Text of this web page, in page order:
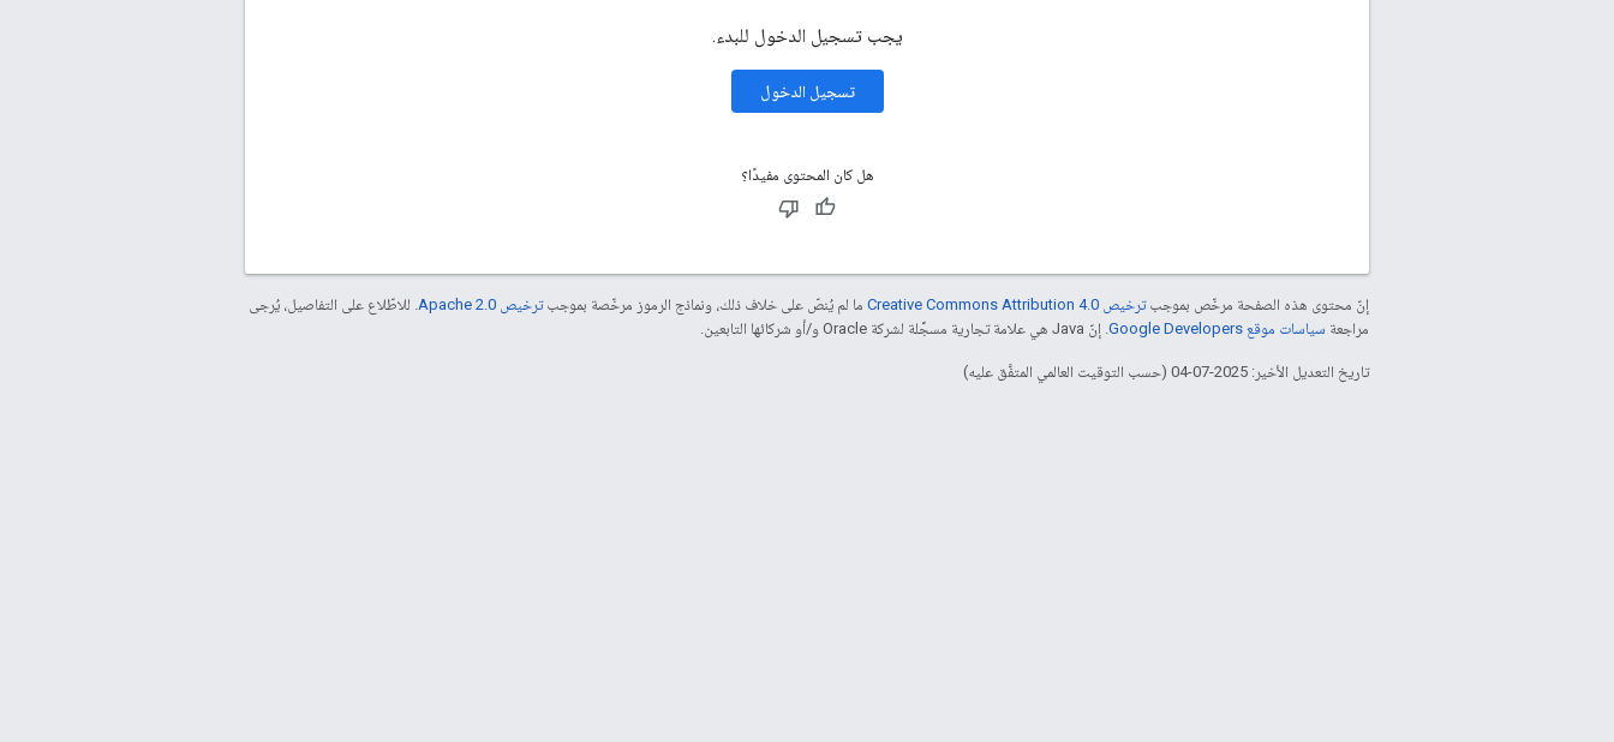
يجب تسجيل الدخول للبدء.
تسجيل الدخول
هل كان المحتوى مفيدًا؟
إنّ محتوى هذه الصفحة مرخّص بموجبترخيص Creative Commons Attribution 4.0‏ ما لم يُنصّ على خلاف ذلك، ونماذج الرموز مرخّصة بموجبترخيص Apache 2.0‏
. للاطّلاع على التفاصيل، يُرجى
مراجعة سياسات موقع Google Developers‏ . إنّ Java هي علامة تجارية مسجَّلة لشركة Oracle و/أو شركائها التابعين.
تاريخ التعديل الأخير: 2025-07-04 (حسب التوقيت العالمي المتفَّق عليه)